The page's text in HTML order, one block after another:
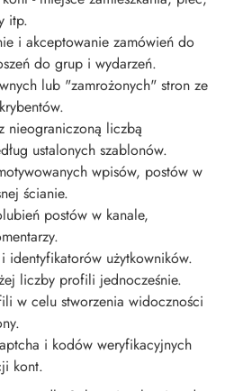
itp.
i akceptowanie zamówień do
do grup i wydarzeń.
lub "zamrożonych" stron ze
nieograniczoną liczbą
ustalonych szablonów.
wpisów, postów w
ścianie.
postów w kanale,
identyfikatorów użytkowników.
liczby profili jednocześnie.
w celu stworzenia widoczności
i kodów weryfikacyjnych
kont.